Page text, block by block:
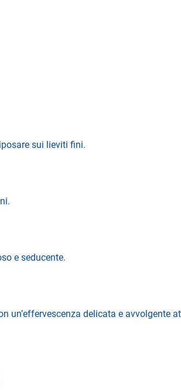
sui lieviti fini.
e seducente.
delicata e avvolgente